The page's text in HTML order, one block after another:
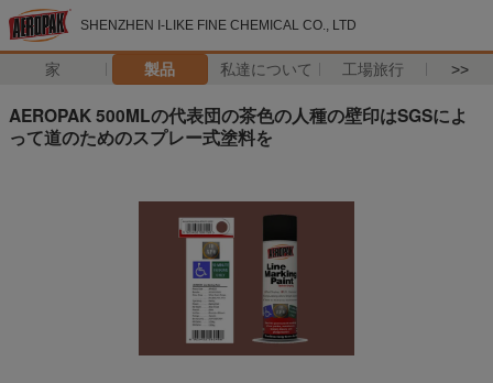
SHENZHEN I-LIKE FINE CHEMICAL CO., LTD
家 製品 私達について 工場旅行 >>
AEROPAK 500MLの代表団の茶色の人種の壁印はSGSによ
って道のためのスプレー式塗料を